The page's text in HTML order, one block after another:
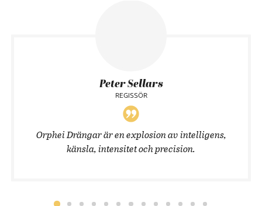
Peter Sellars
REGISSÖR
Orphei Drängar är en explosion av intelligens,
känsla, intensitet och precision.